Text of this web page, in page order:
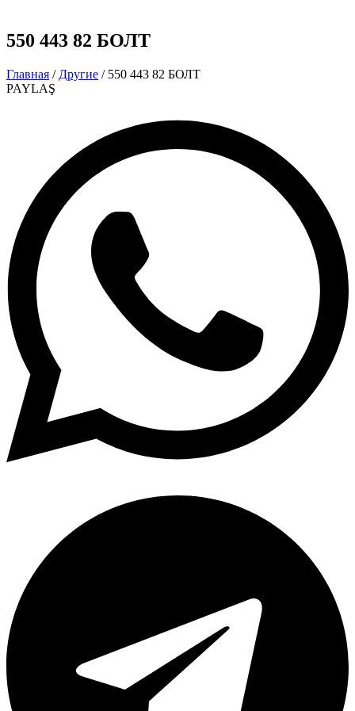
550 443 82 БОЛТ
Главная / Другие / 550 443 82 БОЛТ
PAYLAŞ